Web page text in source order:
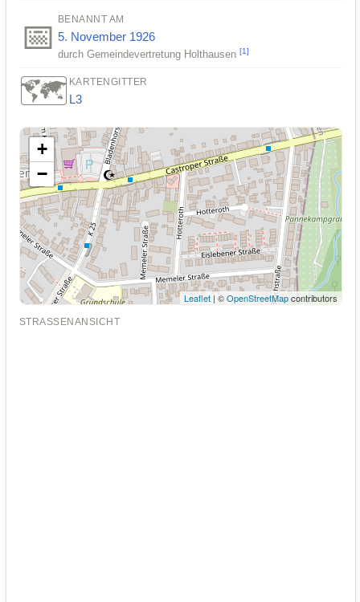
📅 BENANNT AM
5. November 1926
durch Gemeindevertretung Holthausen [1]
🗺️ KARTENGITTER
L3
+
−
Leaflet | ©OpenStreetMapcontributors
STRASSENANSICHT